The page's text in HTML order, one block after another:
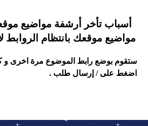
أسباب تأخر أرشفة مواضيع
مواضيع موقعك بانتظام
ستقوم بوضع رابط الموضوع مرة اخرى و
اضغط على / إرسال طلب .